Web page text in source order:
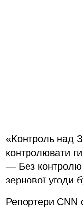
«Контроль над
контролювати
— Без контролю
зернової угоди
Репортери